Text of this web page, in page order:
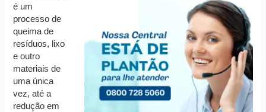
é um
processo de
queima de
resíduos, lixo
e outro
materiais de
uma única
vez, até a
redução em